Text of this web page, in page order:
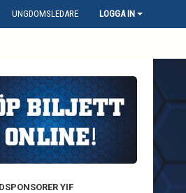
UNGDOMSLEDARE LOGGA IN
YIF